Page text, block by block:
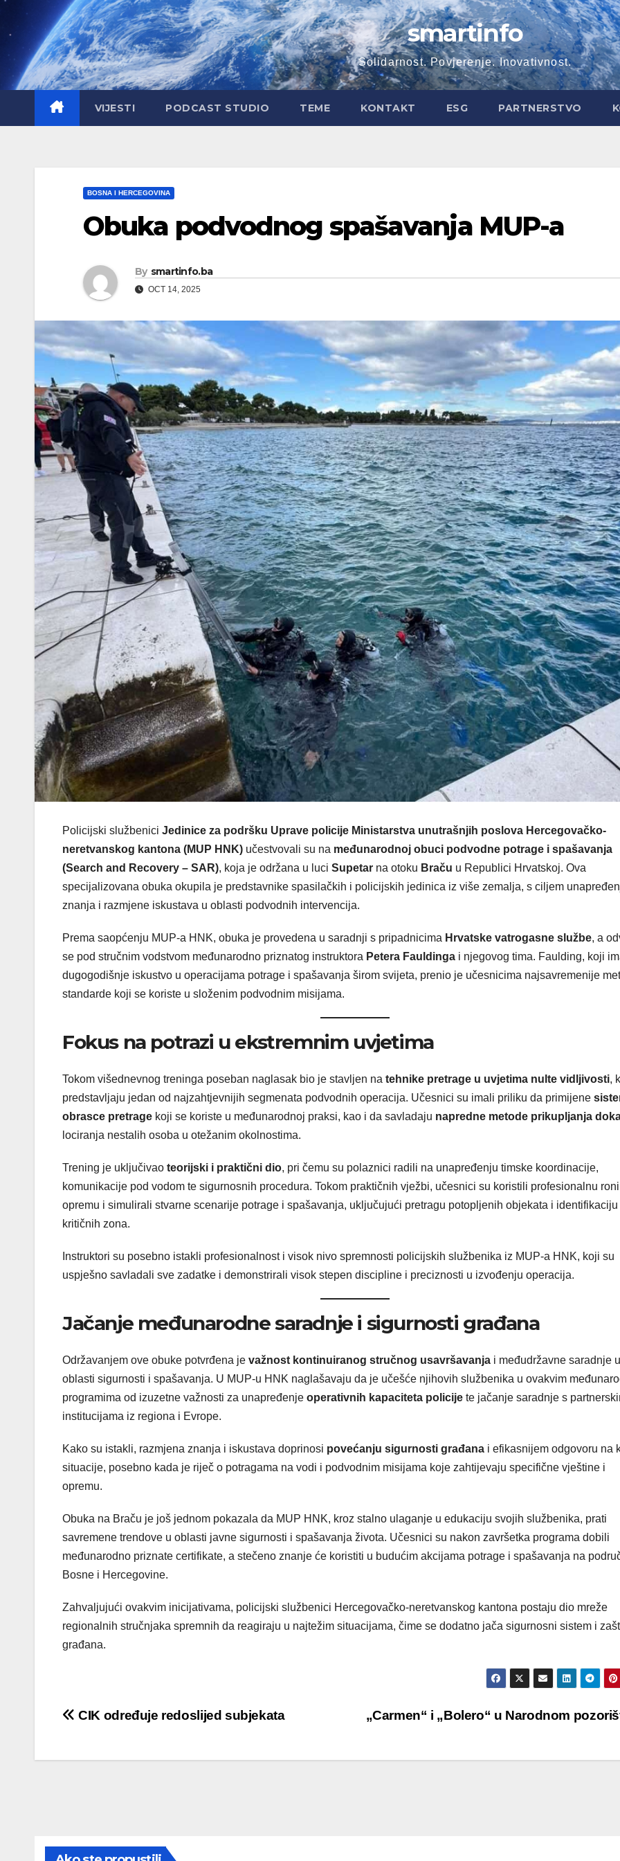
content
smartinfo
Solidarnost. Povjerenje. Inovativnost.
VIJESTI PODCAST STUDIO TEME KONTAKT ESG PARTNERSTVO
BOSNA I HERCEGOVINA
Obuka podvodnog spašavanja MUP-a
By smartinfo.ba
OCT 14, 2025
Policijski službenici Jedinice za podršku Uprave policije Ministarstva unutrašnjih poslova Hercegovačko-
neretvanskog kantona (MUP HNK) učestvovali su na međunarodnoj obuci podvodne potrage i spašavanja
(Search and Recovery – SAR), koja je održana u luci Supetar na otoku Braču u Republici Hrvatskoj. Ova
specijalizovana obuka okupila je predstavnike spasilačkih i policijskih jedinica iz više zemalja, s ciljem
znanja i razmjene iskustava u oblasti podvodnih intervencija.
Prema saopćenju MUP-a HNK, obuka je provedena u saradnji s pripadnicima Hrvatske vatrogasne službe, a
se pod stručnim vodstvom međunarodno priznatog instruktora Petera Fauldinga i njegovog tima. Faulding, koji
dugogodišnje iskustvo u operacijama potrage i spašavanja širom svijeta, prenio je učesnicima najsavremenije
standarde koji se koriste u složenim podvodnim misijama.
Fokus na potrazi u ekstremnim uvjetima
Tokom višednevnog treninga poseban naglasak bio je stavljen na tehnike pretrage u uvjetima nulte vidljivosti,
predstavljaju jedan od najzahtjevnijih segmenata podvodnih operacija. Učesnici su imali priliku da primijene
obrasce pretrage koji se koriste u međunarodnoj praksi, kao i da savladaju napredne metode prikupljanja
lociranja nestalih osoba u otežanim okolnostima.
Trening je uključivao teorijski i praktični dio, pri čemu su polaznici radili na unapređenju timske koordinacije,
komunikacije pod vodom te sigurnosnih procedura. Tokom praktičnih vježbi, učesnici su koristili profesionalnu
opremu i simulirali stvarne scenarije potrage i spašavanja, uključujući pretragu potopljenih objekata i identifikaciju
kritičnih zona.
Instruktori su posebno istakli profesionalnost i visok nivo spremnosti policijskih službenika iz MUP-a HNK, koji su
uspješno savladali sve zadatke i demonstrirali visok stepen discipline i preciznosti u izvođenju operacija.
Jačanje međunarodne saradnje i sigurnosti građana
Održavanjem ove obuke potvrđena je važnost kontinuiranog stručnog usavršavanja i međudržavne saradnje u
oblasti sigurnosti i spašavanja. U MUP-u HNK naglašavaju da je učešće njihovih službenika u ovakvim
programima od izuzetne važnosti za unapređenje operativnih kapaciteta policije te jačanje saradnje s
institucijama iz regiona i Evrope.
Kako su istakli, razmjena znanja i iskustava doprinosi povećanju sigurnosti građana i efikasnijem odgovoru na
situacije, posebno kada je riječ o potragama na vodi i podvodnim misijama koje zahtijevaju specifične vještine i
opremu.
Obuka na Braču je još jednom pokazala da MUP HNK, kroz stalno ulaganje u edukaciju svojih službenika, prati
savremene trendove u oblasti javne sigurnosti i spašavanja života. Učesnici su nakon završetka programa dobili
međunarodno priznate certifikate, a stečeno znanje će koristiti u budućim akcijama potrage i spašavanja na
Bosne i Hercegovine.
Zahvaljujući ovakvim inicijativama, policijski službenici Hercegovačko-neretvanskog kantona postaju dio mreže
regionalnih stručnjaka spremnih da reagiraju u najtežim situacijama, čime se dodatno jača sigurnosni sistem i
građana.
Post
„Carmen“ i „Bolero“ u Narodnom
CIK određuje redoslijed subjekata